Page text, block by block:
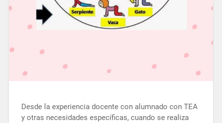
Desde la experiencia docente con alumnado con TEA
y otras necesidades específicas, cuando se realiza